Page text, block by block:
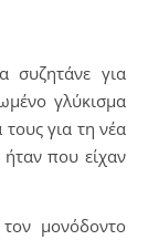
συζητάνε για
γλύκισμα
για τη νέα
ήταν που είχαν
μονόδοντο